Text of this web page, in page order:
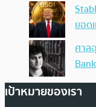
ยอด
ศาล
เป้าหมายของเรา